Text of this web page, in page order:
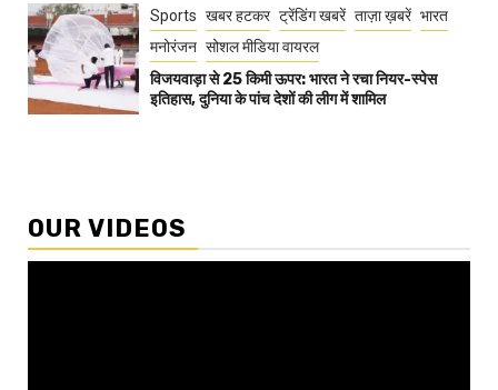
Sports खबर हटकर ट्रेंडिंग खबरें ताज़ा ख़बरें भारत
मनोरंजन सोशल मीडिया वायरल
विजयवाड़ा से 25 किमी ऊपर: भारत ने रचा नियर-स्पेस
इतिहास, दुनिया के पांच देशों की लीग में शामिल
OUR VIDEOS